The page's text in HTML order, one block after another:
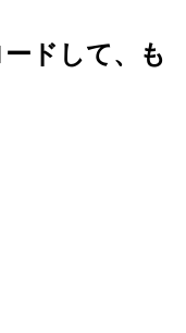
ドして、も